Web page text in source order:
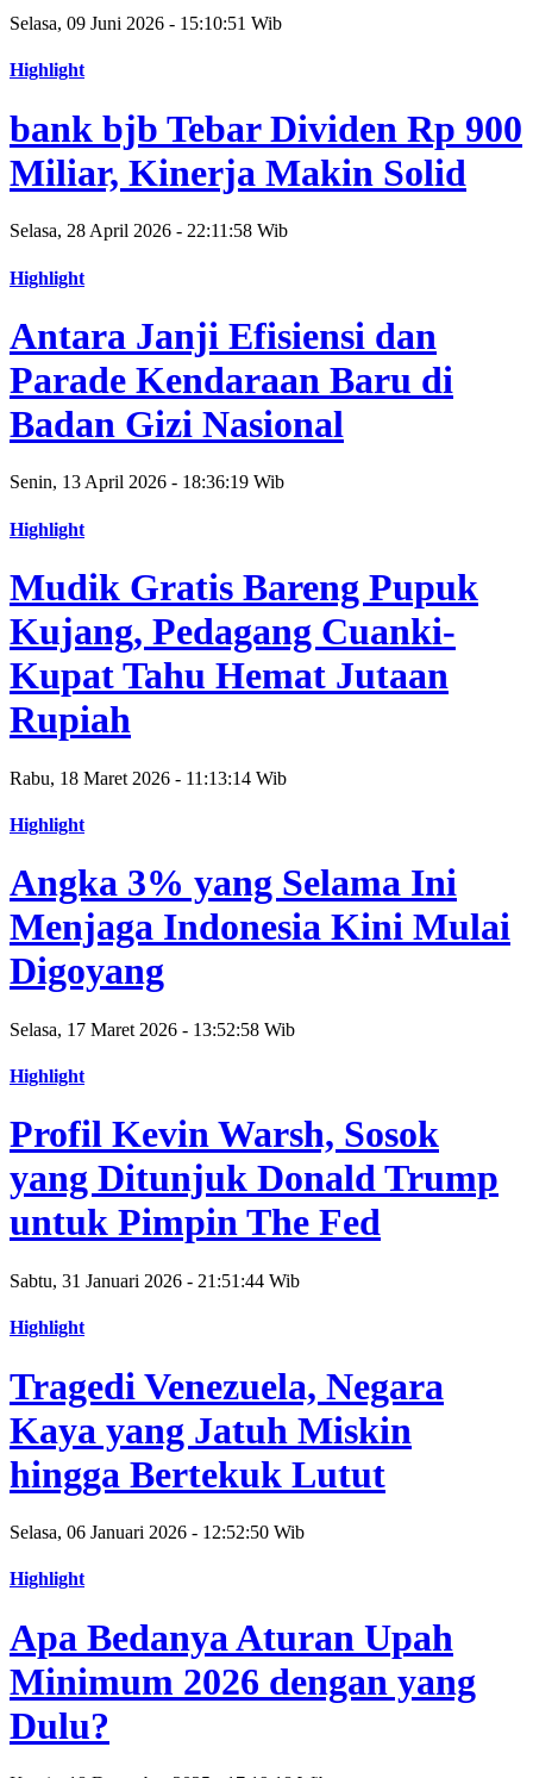
Selasa, 09 Juni 2026 - 15:10:51 Wib
Highlight
bank bjb Tebar Dividen Rp 900
Miliar, Kinerja Makin Solid
Selasa, 28 April 2026 - 22:11:58 Wib
Highlight
Antara Janji Efisiensi dan
Parade Kendaraan Baru di
Badan Gizi Nasional
Senin, 13 April 2026 - 18:36:19 Wib
Highlight
Mudik Gratis Bareng Pupuk
Kujang, Pedagang Cuanki-
Kupat Tahu Hemat Jutaan
Rupiah
Rabu, 18 Maret 2026 - 11:13:14 Wib
Highlight
Angka 3% yang Selama Ini
Menjaga Indonesia Kini Mulai
Digoyang
Selasa, 17 Maret 2026 - 13:52:58 Wib
Highlight
Profil Kevin Warsh, Sosok
yang Ditunjuk Donald Trump
untuk Pimpin The Fed
Sabtu, 31 Januari 2026 - 21:51:44 Wib
Highlight
Tragedi Venezuela, Negara
Kaya yang Jatuh Miskin
hingga Bertekuk Lutut
Selasa, 06 Januari 2026 - 12:52:50 Wib
Highlight
Apa Bedanya Aturan Upah
Minimum 2026 dengan yang
Dulu?